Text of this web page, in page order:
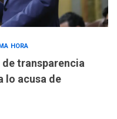
HORA
transparencia
lo acusa de